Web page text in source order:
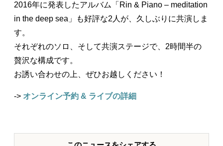
2016年に発表したアルバム「Rin & Piano – meditation
in the deep sea」も好評な2人が、久しぶりに共演しま
す。
それぞれのソロ、そして共演ステージで、2時間半の
贅沢な構成です。
お誘い合わせの上、ぜひお越しください！
-> オンライン予約 & ライブの詳細